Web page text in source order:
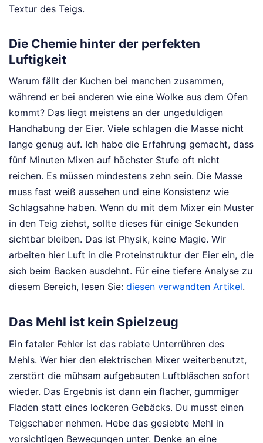
Textur des Teigs.
Die Chemie hinter der perfekten
Luftigkeit
Warum fällt der Kuchen bei manchen zusammen,
während er bei anderen wie eine Wolke aus dem Ofen
kommt? Das liegt meistens an der ungeduldigen
Handhabung der Eier. Viele schlagen die Masse nicht
lange genug auf. Ich habe die Erfahrung gemacht, dass
fünf Minuten Mixen auf höchster Stufe oft nicht
reichen. Es müssen mindestens zehn sein. Die Masse
muss fast weiß aussehen und eine Konsistenz wie
Schlagsahne haben. Wenn du mit dem Mixer ein Muster
in den Teig ziehst, sollte dieses für einige Sekunden
sichtbar bleiben. Das ist Physik, keine Magie. Wir
arbeiten hier Luft in die Proteinstruktur der Eier ein, die
sich beim Backen ausdehnt. Für eine tiefere Analyse zu
diesem Bereich, lesen Sie: diesen verwandten Artikel.
Das Mehl ist kein Spielzeug
Ein fataler Fehler ist das rabiate Unterrühren des
Mehls. Wer hier den elektrischen Mixer weiterbenutzt,
zerstört die mühsam aufgebauten Luftbläschen sofort
wieder. Das Ergebnis ist dann ein flacher, gummiger
Fladen statt eines lockeren Gebäcks. Du musst einen
Teigschaber nehmen. Hebe das gesiebte Mehl in
vorsichtigen Bewegungen unter. Denke an eine